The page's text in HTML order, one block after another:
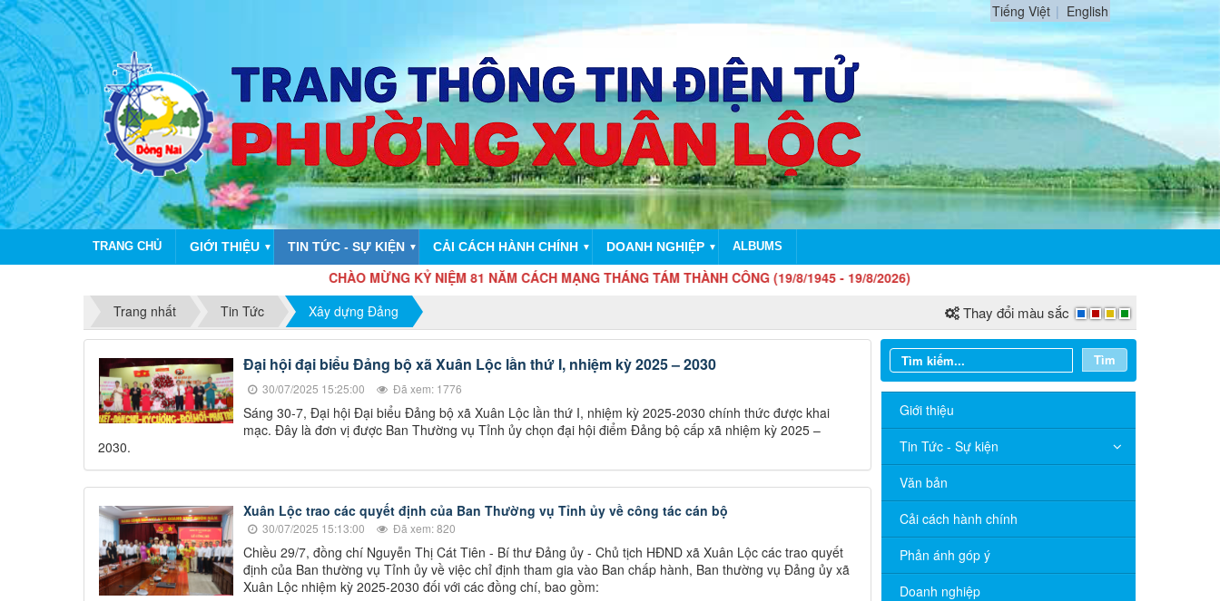
Tiếng Việt English
TRANG CHỦ GIỚI THIỆU ▼ TIN TỨC - SỰ KIỆN ▼ CẢI CÁCH HÀNH CHÍNH ▼ DOANH NGHIỆP ▼ ALBUMS
CHÀO MỪNG KỶ NIỆM 81 NĂM CÁCH MẠNG THÁNG TÁM THÀNH CÔNG (19/8/1945 - 19/8/2026)
Trang nhất
Tin Tức Xây dựng Đảng Thay đổi màu sắc
Đại hội đại biểu Đảng bộ xã Xuân Lộc lần thứ I, nhiệm kỳ 2025 – 2030
30/07/2025 15:25:00 Đã xem: 1776
Sáng 30-7, Đại hội Đại biểu Đảng bộ xã Xuân Lộc lần thứ I, nhiệm kỳ 2025-2030 chính thức được khai
mạc. Đây là đơn vị được Ban Thường vụ Tỉnh ủy chọn đại hội điểm Đảng bộ cấp xã nhiệm kỳ 2025 –
2030.
Xuân Lộc trao các quyết định của Ban Thường vụ Tỉnh ủy về công tác cán bộ
30/07/2025 15:13:00 Đã xem: 820
Chiều 29/7, đồng chí Nguyễn Thị Cát Tiên - Bí thư Đảng ủy - Chủ tịch HĐND xã Xuân Lộc các trao quyết
định của Ban thường vụ Tỉnh ủy về việc chỉ định tham gia vào Ban chấp hành, Ban thường vụ Đảng ủy xã
Xuân Lộc nhiệm kỳ 2025-2030 đối với các đồng chí, bao gồm:
Tìm
Giới thiệu
Tin Tức - Sự kiện
Văn bản
Cải cách hành chính
Phản ánh góp ý
Doanh nghiệp